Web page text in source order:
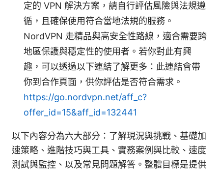
定的 VPN 解決方案，請自行評估風險與法規遵
循，且確保使用符合當地法規的服務。
NordVPN 走精品與高安全性路線，適合需要跨
地區保護與穩定性的使用者。若你對此有興
趣，可以透過以下連結了解更多：此連結會帶
你到合作頁面，供你評估是否符合需求。
https://go.nordvpn.net/aff_c?
offer_id=15&aff_id=132441
以下內容分為六大部分：了解現況與挑戰、基礎加
速策略、進階技巧與工具、實務案例與比較、速度
測試與監控、以及常見問題解答。整體目標是提供